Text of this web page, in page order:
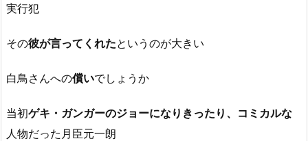
実行犯
その彼が言ってくれたというのが大きい
白鳥さんへの償いでしょうか
当初ゲキ・ガンガーのジョーになりきったり、コミカルな
人物だった月臣元一朗